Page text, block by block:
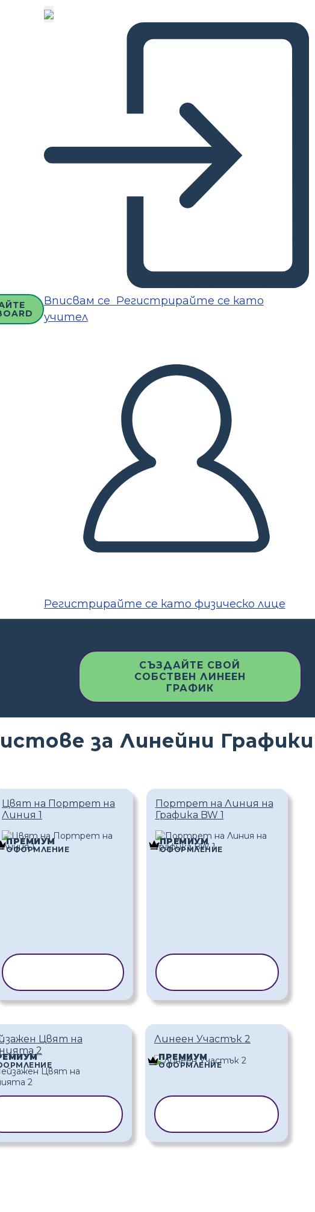
Вписвам се Регистрирайте се като
учител
Регистрирайте се като физическо лице
СЪЗДАЙТЕ СВОЙ
СОБСТВЕН ЛИНЕЕН
ГРАФИК
за Линейни Графики
Цвят на Портрет на
Линия 1
ПРЕМИУМ
ОФОРМЛЕНИЕ
Портрет на Линия на
Графика BW 1
ПРЕМИУМ
ОФОРМЛЕНИЕ
Цвят на
2
Линеен Участък 2
ПРЕМИУМ
ОФОРМЛЕНИЕ